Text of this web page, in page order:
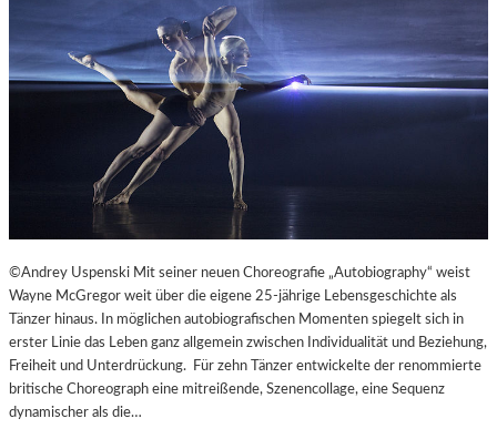
©Andrey Uspenski Mit seiner neuen Choreografie „Autobiography“ weist
Wayne McGregor weit über die eigene 25-jährige Lebensgeschichte als
Tänzer hinaus. In möglichen autobiografischen Momenten spiegelt sich in
erster Linie das Leben ganz allgemein zwischen Individualität und Beziehung,
Freiheit und Unterdrückung. Für zehn Tänzer entwickelte der renommierte
britische Choreograph eine mitreißende, Szenencollage, eine Sequenz
dynamischer als die…